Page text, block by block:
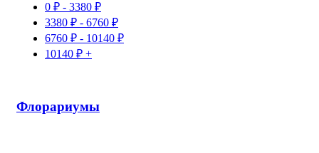
0 ₽ - 3380 ₽
3380 ₽ - 6760 ₽
6760 ₽ - 10140 ₽
10140 ₽ +
Флорариумы